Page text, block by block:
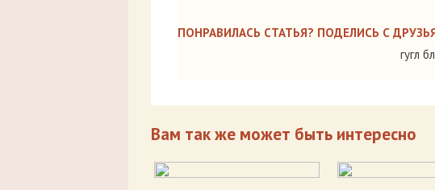
ПОНРАВИЛАСЬ СТАТЬЯ? ПОДЕЛИСЬ С
гугл
Вам так же может быть интересно